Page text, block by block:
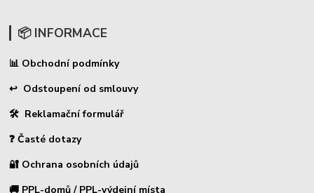
📦 INFORMACE
📊 Obchodní podmínky
↩ Odstoupení od smlouvy
🛠 Reklamační formulář
❓ Časté dotazy
🔐 Ochrana osobních údajů
🚚 PPL-domů / PPL-výdejní místa